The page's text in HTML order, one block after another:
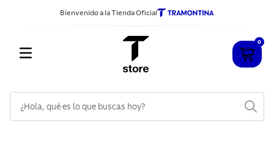
Bienvenido a la Tienda Oficial
0